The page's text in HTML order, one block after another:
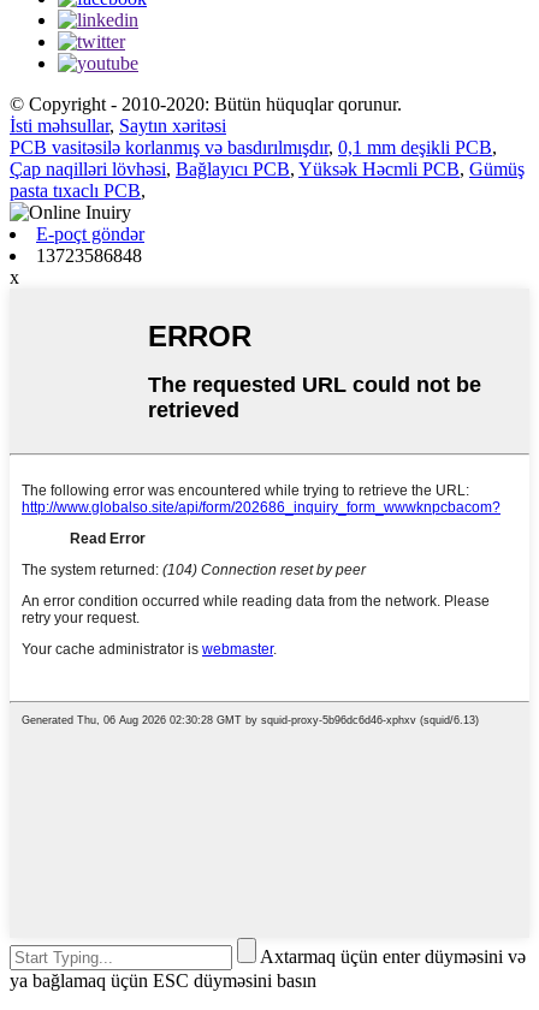
© Copyright - 2010-2020: Bütün hüquqlar qorunur.
İsti məhsullar, Saytın xəritəsi
PCB vasitəsilə korlanmış və basdırılmışdır, 0,1 mm deşikli PCB,
Çap naqilləri lövhəsi, Bağlayıcı PCB, Yüksək Həcmli PCB, Gümüş
pasta tıxaclı PCB,
E-poçt göndər
13723586848
x
Axtarmaq üçün enter düyməsini və
ya bağlamaq üçün ESC düyməsini basın